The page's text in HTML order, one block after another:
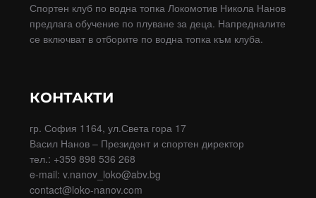
Спортен клуб по водна топка Локомотив Никола Нанов
предлага обучение по плуване за деца. Напредналите
се включват в отборите по водна топка към клуба.
КОНТАКТИ
гр. София 1164, ул.Света гора 17
Васил Нанов – Президент и спортен директор
тел.: +359 898 536 268
e-mail: v.nanov_loko@abv.bg
contact@loko-nanov.com